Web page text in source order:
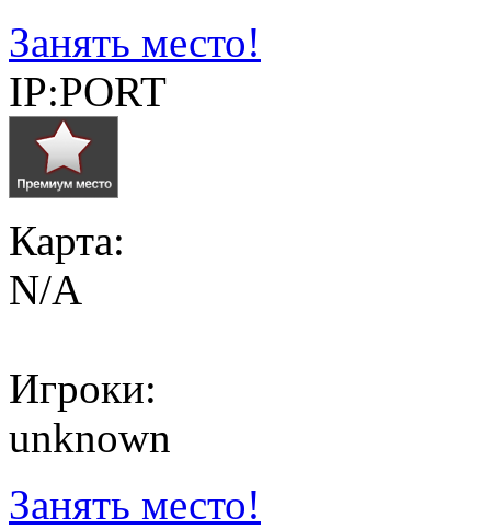
Занять место!
IP:PORT
Карта:
N/A
Игроки:
unknown
Занять место!